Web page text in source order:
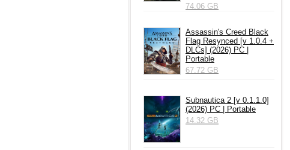
74.06 GB
Assassin's Creed Black
Flag Resynced [v 1.0.4 +
DLCs] (2026) PC |
Portable
67.72 GB
Subnautica 2 [v 0.1.1.0]
(2026) PC | Portable
14.32 GB